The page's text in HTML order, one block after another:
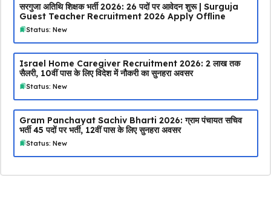
सरगुजा अतिथि शिक्षक भर्ती 2026: 26 पदों पर आवेदन शुरू | Surguja
Guest Teacher Recruitment 2026 Apply Offline
Status: New
Israel Home Caregiver Recruitment 2026: ₹2 लाख तक
सैलरी, 10वीं पास के लिए विदेश में नौकरी का सुनहरा अवसर
Status: New
Gram Panchayat Sachiv Bharti 2026: ग्राम पंचायत सचिव
भर्ती 45 पदों पर भर्ती, 12वीं पास के लिए सुनहरा अवसर
Status: New